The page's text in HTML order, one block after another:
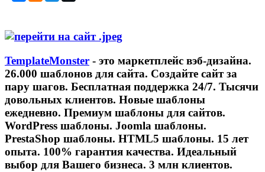
TemplateMonster - это маркетплейс вэб-дизайна.
26.000 шаблонов для сайта. Создайте сайт за
пару шагов. Бесплатная поддержка 24/7. Тысячи
довольных клиентов. Новые шаблоны
ежедневно. Премиум шаблоны для сайтов.
WordPress шаблоны. Joomla шаблоны.
PrestaShop шаблоны. HTML5 шаблоны. 15 лет
опыта. 100% гарантия качества. Идеальный
выбор для Вашего бизнеса. 3 млн клиентов.